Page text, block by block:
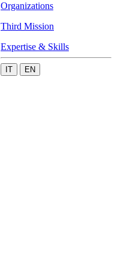
Organizations
Third Mission
Expertise & Skills
IT EN